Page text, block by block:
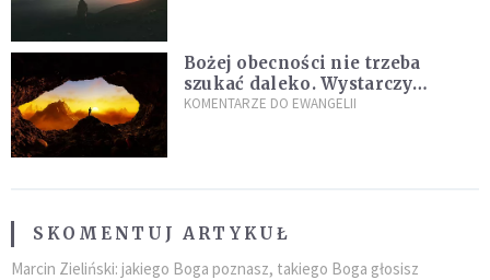
Bożej obecności nie trzeba
szukać daleko. Wystarczy
nauczyć się słuchać
KOMENTARZE DO EWANGELII
SKOMENTUJ ARTYKUŁ
Marcin Zieliński: jakiego Boga poznasz, takiego Boga głosisz